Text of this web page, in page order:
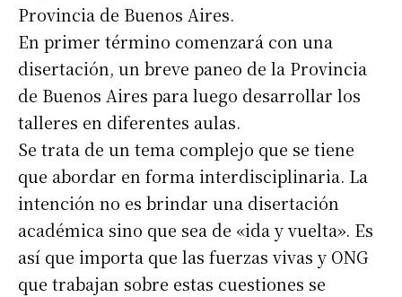
Provincia de Buenos Aires.
En primer término comenzará con una
disertación, un breve paneo de la Provincia
de Buenos Aires para luego desarrollar los
talleres en diferentes aulas.
Se trata de un tema complejo que se tiene
que abordar en forma interdisciplinaria. La
intención no es brindar una disertación
académica sino que sea de «ida y vuelta». Es
así que importa que las fuerzas vivas y ONG
que trabajan sobre estas cuestiones se